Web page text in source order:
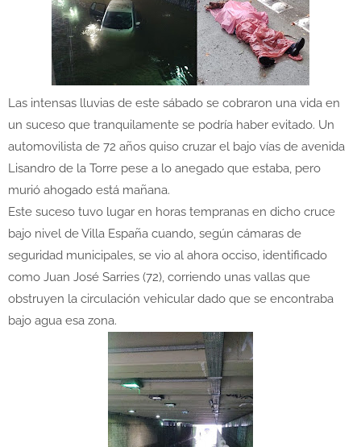
Las intensas lluvias de este sábado se cobraron una vida en
un suceso que tranquilamente se podría haber evitado. Un
automovilista de 72 años quiso cruzar el bajo vías de avenida
Lisandro de la Torre pese a lo anegado que estaba, pero
murió ahogado está mañana.
Este suceso tuvo lugar en horas tempranas en dicho cruce
bajo nivel de Villa España cuando, según cámaras de
seguridad municipales, se vio al ahora occiso, identificado
como Juan José Sarries (72), corriendo unas vallas que
obstruyen la circulación vehicular dado que se encontraba
bajo agua esa zona.